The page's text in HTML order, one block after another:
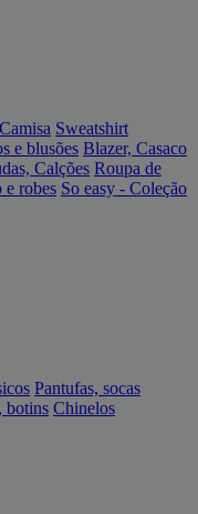
Camisa Sweatshirt
e blusões Blazer, Casaco
Calções Roupa de
e robes So easy - Coleção
Pantufas, socas
botins Chinelos